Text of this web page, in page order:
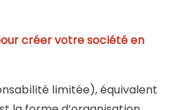
créer votre société en
limitée), équivalent